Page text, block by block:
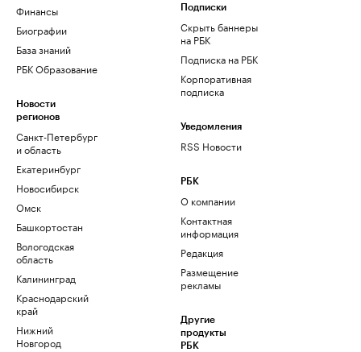
Финансы
Биографии
База знаний
РБК Образование
Новости
регионов
Санкт-Петербург
и область
Екатеринбург
Новосибирск
Омск
Башкортостан
Вологодская
область
Калининград
Краснодарский
край
Нижний
Новгород
Подписки
Скрыть баннеры
на РБК
Подписка на РБК
Корпоративная
подписка
Уведомления
RSS Новости
РБК
О компании
Контактная
информация
Редакция
Размещение
рекламы
Другие
продукты
РБК